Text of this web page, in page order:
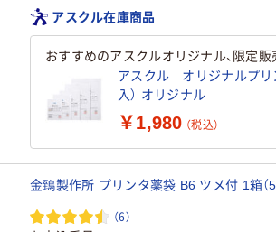
アスクル在庫商品
おすすめのアスクルオリジナル、限定販
アスクル オリジナルプリ
入） オリジナル
￥1,980 （税込）
金鵄製作所 プリンタ薬袋 B6 ツメ付 1箱（
（6）